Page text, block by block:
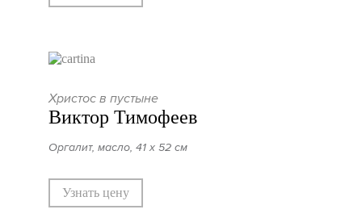
Христос в пустыне
Виктор Тимофеев
Оргалит, масло, 41 х 52 см
Узнать цену